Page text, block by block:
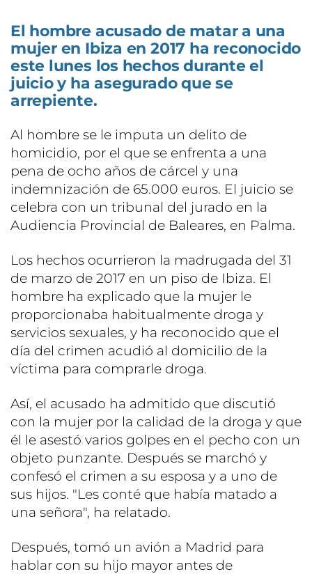
El hombre acusado de matar a una
mujer en Ibiza en 2017 ha reconocido
este lunes los hechos durante el
juicio y ha asegurado que se
arrepiente.
Al hombre se le imputa un delito de
homicidio, por el que se enfrenta a una
pena de ocho años de cárcel y una
indemnización de 65.000 euros. El juicio se
celebra con un tribunal del jurado en la
Audiencia Provincial de Baleares, en Palma.
Los hechos ocurrieron la madrugada del 31
de marzo de 2017 en un piso de Ibiza. El
hombre ha explicado que la mujer le
proporcionaba habitualmente droga y
servicios sexuales, y ha reconocido que el
día del crimen acudió al domicilio de la
víctima para comprarle droga.
Así, el acusado ha admitido que discutió
con la mujer por la calidad de la droga y que
él le asestó varios golpes en el pecho con un
objeto punzante. Después se marchó y
confesó el crimen a su esposa y a uno de
sus hijos. "Les conté que había matado a
una señora", ha relatado.
Después, tomó un avión a Madrid para
hablar con su hijo mayor antes de